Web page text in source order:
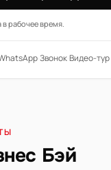
в рабочее время.
·Звонок·Видео-тур
Бэй